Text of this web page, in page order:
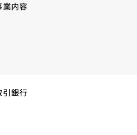
業内容
引銀行